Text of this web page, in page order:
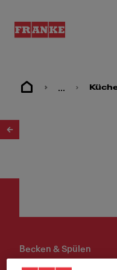
...
Becken & Spülen